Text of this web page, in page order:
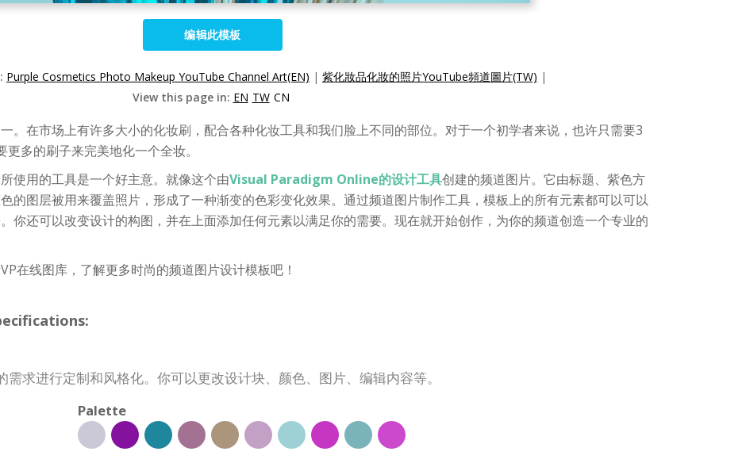
编辑此模板
Purple Cosmetics Photo Makeup YouTube Channel Art(EN) | 紫化妝品化妝的照片YouTube頻道圖片(TW) |
View this page in: EN TW CN
。在市场上有许多大小的化妆刷，配合各种化妆工具和我们脸上不同的部位。对于一个初学者来说，也许只需要3
多的刷子来完美地化一个全妆。
使用的工具是一个好主意。就像这个由Visual Paradigm Online的设计工具创建的频道图片。它由标题、紫色方
的图层被用来覆盖照片，形成了一种渐变的色彩变化效果。通过频道图片制作工具，模板上的所有元素都可以可以
你还可以改变设计的构图，并在上面添加任何元素以满足你的需要。现在就开始创作，为你的频道创造一个专业的
在线图库，了解更多时尚的频道图片设计模板吧！
求进行定制和风格化。你可以更改设计块、颜色、图片、编辑内容等。
Palette